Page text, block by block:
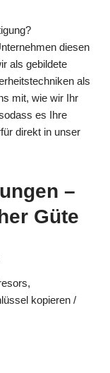
diesen
als gebildete
als
mit, wie wir Ihr
es Ihre
direkt in unser
–
Güte
kopieren /